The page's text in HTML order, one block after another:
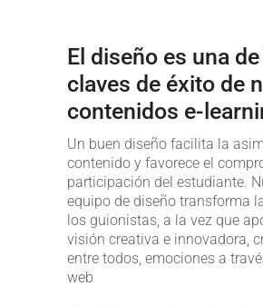
El diseño es una
claves de éxito de
contenidos e-
Un buen diseño facilita la
contenido y favorece el
participación del estudiante.
equipo de diseño transforma
los guionistas, a la vez que
visión creativa e innovadora,
entre todos, emociones a
web